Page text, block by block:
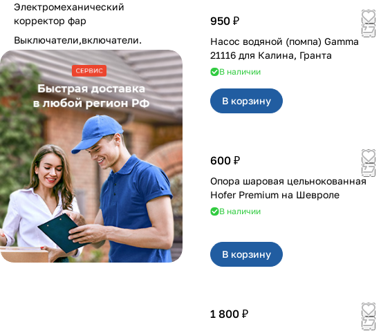
950 ₽
Насос водяной (помпа) Gamma
21116 для Калина, Гранта
В наличии
В корзину
600 ₽
Опора шаровая цельнокованная
Hofer Premium на Шевроле
В наличии
В корзину
1 800 ₽
Электромеханический
корректор фар
Выключатели,включатели.